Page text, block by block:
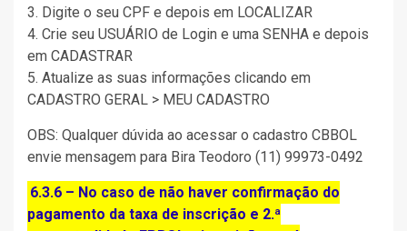
3. Digite o seu CPF e depois em LOCALIZAR
4. Crie seu USUÁRIO de Login e uma SENHA e depois
em CADASTRAR
5. Atualize as suas informações clicando em
CADASTRO GERAL > MEU CADASTRO
OBS: Qualquer dúvida ao acessar o cadastro CBBOL
envie mensagem para Bira Teodoro (11) 99973-0492
6.3.6 – No caso de não haver confirmação do
pagamento da taxa de inscrição e 2.ª